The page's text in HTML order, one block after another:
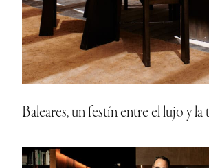
Baleares, un festín entre el lujo y